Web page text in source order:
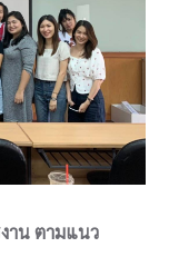
าน ตามแนว